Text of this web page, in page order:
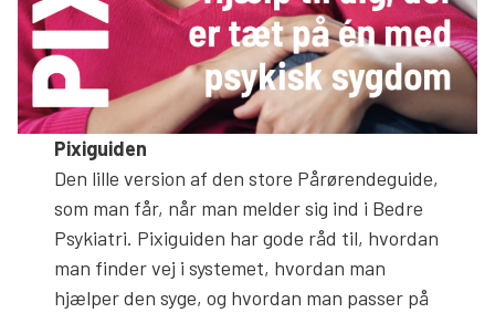
Pixiguiden
Den lille version af den store Pårørendeguide,
som man får, når man melder sig ind i Bedre
Psykiatri. Pixiguiden har gode råd til, hvordan
man finder vej i systemet, hvordan man
hjælper den syge, og hvordan man passer på